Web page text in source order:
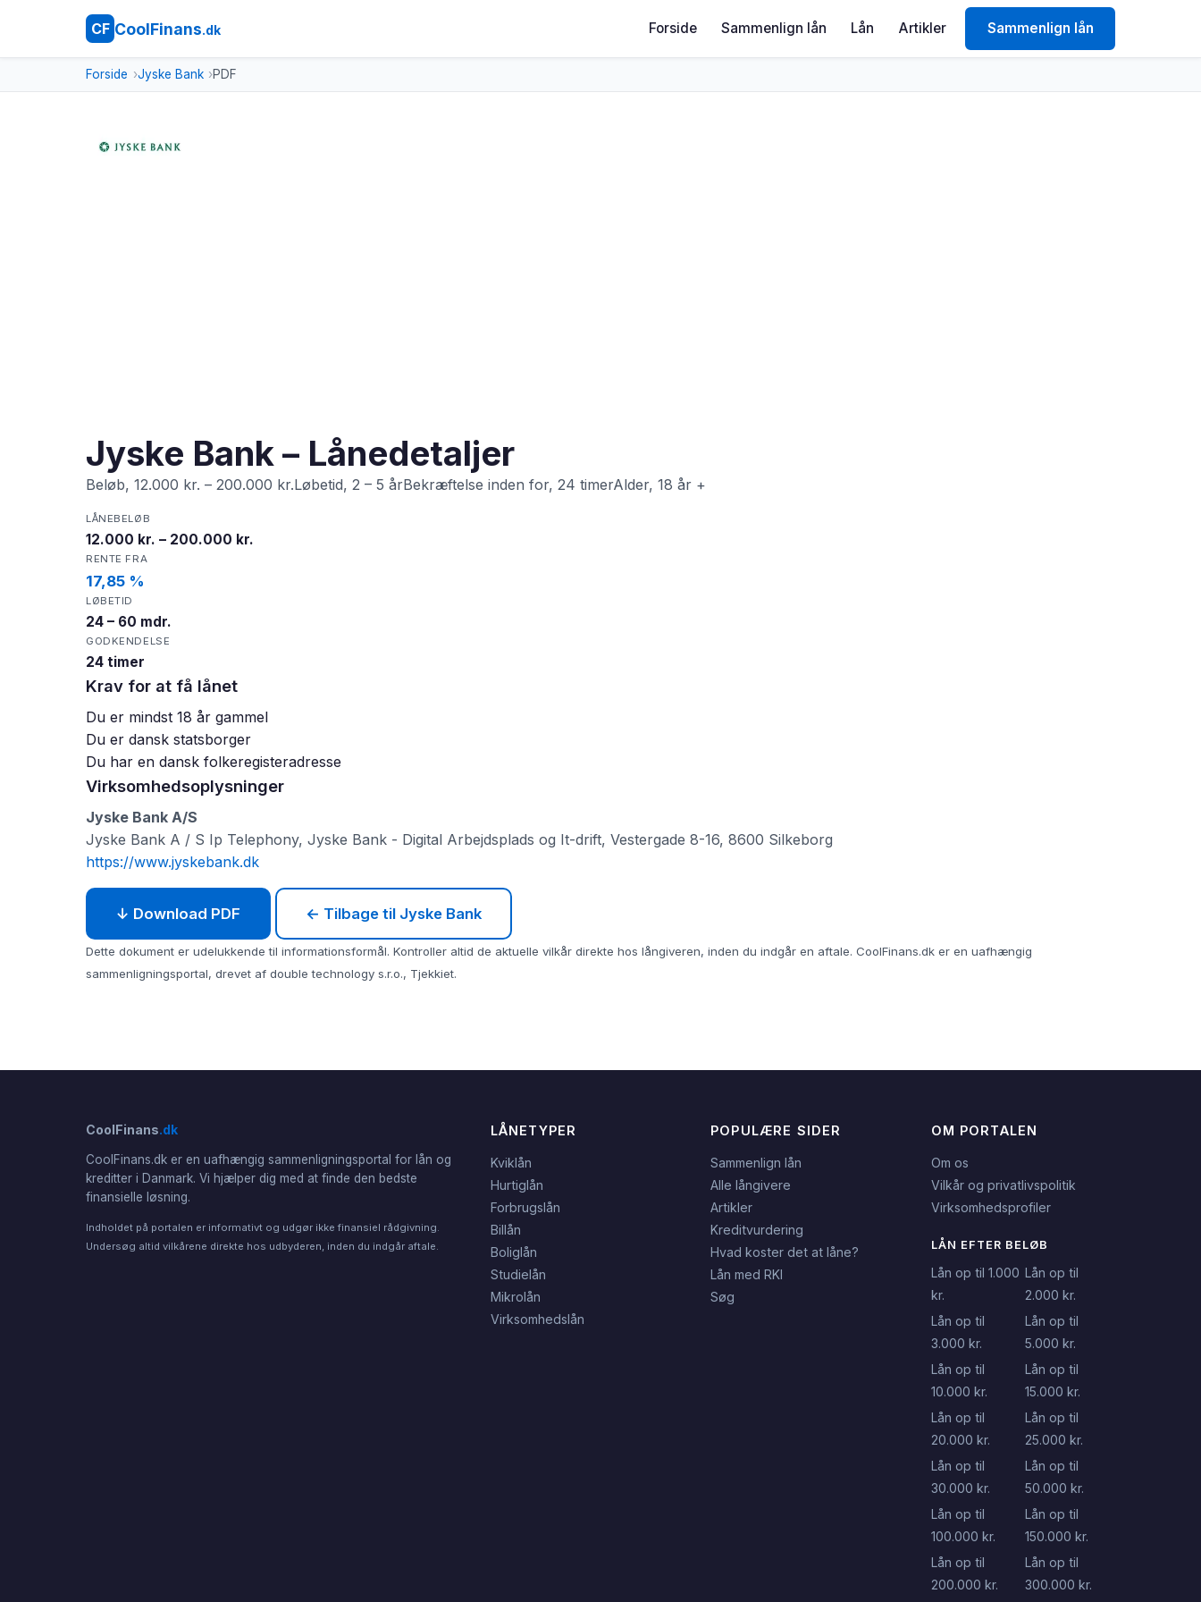
CF CoolFinans.dk Forside Sammenlign lån Lån Artikler Sammenlign lån
Forside Jyske Bank PDF
Jyske Bank – Lånedetaljer
Beløb, 12.000 kr. – 200.000 kr.Løbetid, 2 – 5 årBekræftelse inden for, 24 timerAlder, 18 år +
LÅNEBELØB
12.000 kr. – 200.000 kr.
RENTE FRA
17,85 %
LØBETID
24 – 60 mdr.
GODKENDELSE
24 timer
Krav for at få lånet
Du er mindst 18 år gammel
Du er dansk statsborger
Du har en dansk folkeregisteradresse
Virksomhedsoplysninger
Jyske Bank A/S
Jyske Bank A / S Ip Telephony, Jyske Bank - Digital Arbejdsplads og It-drift, Vestergade 8-16, 8600 Silkeborg
https://www.jyskebank.dk
↓ Download PDF ← Tilbage til Jyske Bank
Dette dokument er udelukkende til informationsformål. Kontroller altid de aktuelle vilkår direkte hos långiveren, inden du indgår en aftale. CoolFinans.dk er en uafhængig
sammenligningsportal, drevet af double technology s.r.o., Tjekkiet.
CoolFinans.dk
CoolFinans.dk er en uafhængig sammenligningsportal for lån og
kreditter i Danmark. Vi hjælper dig med at finde den bedste
finansielle løsning.
Indholdet på portalen er informativt og udgør ikke finansiel rådgivning.
Undersøg altid vilkårene direkte hos udbyderen, inden du indgår aftale.
LÅNETYPER
Kviklån
Hurtiglån
Forbrugslån
Billån
Boliglån
Studielån
Mikrolån
Virksomhedslån
POPULÆRE SIDER
Sammenlign lån
Alle långivere
Artikler
Kreditvurdering
Hvad koster det at låne?
Lån med RKI
Søg
OM PORTALEN
Om os
Vilkår og privatlivspolitik
Virksomhedsprofiler
LÅN EFTER BELØB
Lån op til 1.000
kr.
Lån op til
2.000 kr.
Lån op til
3.000 kr.
Lån op til
5.000 kr.
Lån op til
10.000 kr.
Lån op til
15.000 kr.
Lån op til
20.000 kr.
Lån op til
25.000 kr.
Lån op til
30.000 kr.
Lån op til
50.000 kr.
Lån op til
100.000 kr.
Lån op til
150.000 kr.
Lån op til
200.000 kr.
Lån op til
300.000 kr.